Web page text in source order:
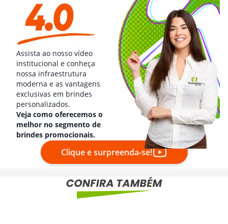
Assista ao nosso vídeo
institucional e conheça
nossa infraestrutura
moderna e as vantagens
exclusivas em brindes
personalizados.
Veja como oferecemos o
melhor no segmento de
brindes promocionais.
Clique e surpreenda-se!